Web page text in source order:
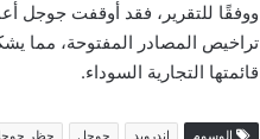
ووفقًا للتقرير، فقد أوقفت جوجل
تراخيص المصادر المفتوحة، مما
قائمتها التجارية السوداء.
الوسوم اندرويد جوجل حظر